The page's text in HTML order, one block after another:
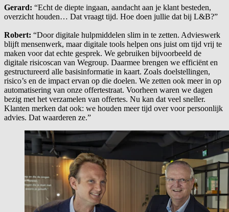
Gerard: “Echt de diepte ingaan, aandacht aan je klant besteden,
overzicht houden… Dat vraagt tijd. Hoe doen jullie dat bij L&B?”
Robert: “Door digitale hulpmiddelen slim in te zetten. Advieswerk
blijft mensenwerk, maar digitale tools helpen ons juist om tijd vrij te
maken voor dat echte gesprek. We gebruiken bijvoorbeeld de
digitale risicoscan van Wegroup. Daarmee brengen we efficiënt en
gestructureerd alle basisinformatie in kaart. Zoals doelstellingen,
risico’s en de impact ervan op die doelen. We zetten ook meer in op
automatisering van onze offertestraat. Voorheen waren we dagen
bezig met het verzamelen van offertes. Nu kan dat veel sneller.
Klanten merken dat ook: we houden meer tijd over voor persoonlijk
advies. Dat waarderen ze.”